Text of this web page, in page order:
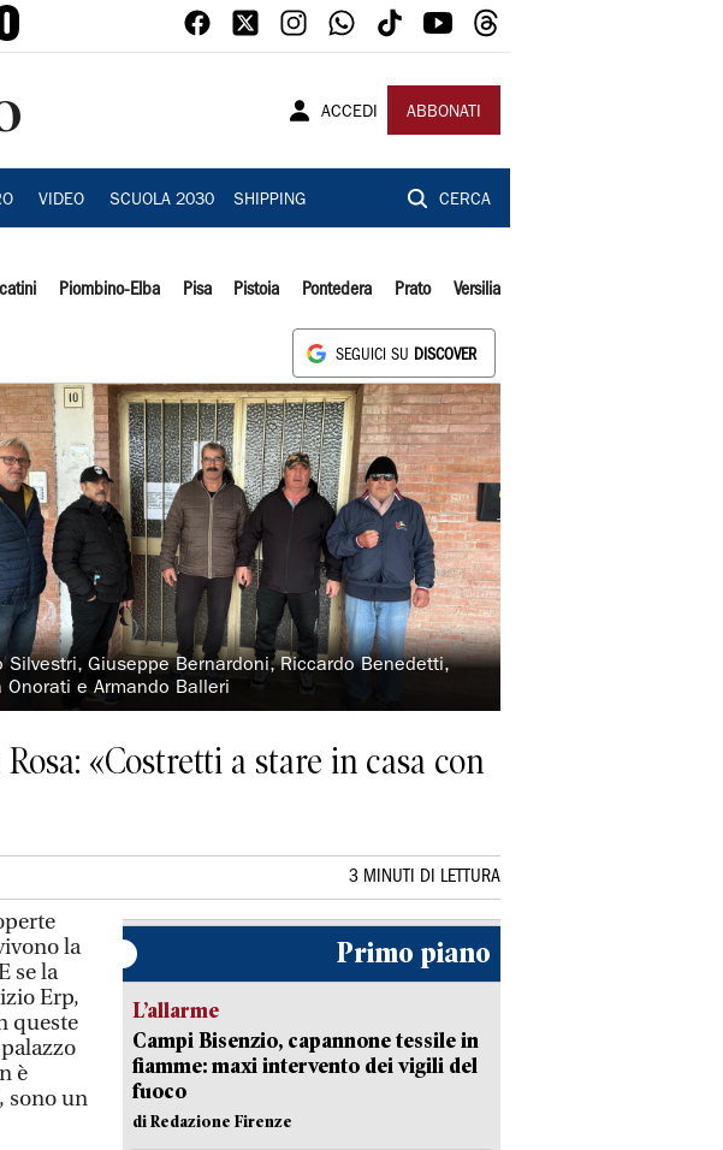
ACCEDI ABBONATI
VIDEO SCUOLA 2030 SHIPPING CERCA
Piombino-Elba Pisa Pistoia Pontedera Prato Versilia
SEGUICI SU DISCOVER
Silvestri, Giuseppe Bernardoni, Riccardo Benedetti,
Onorati e Armando Balleri
«Costretti a stare in casa con
3 MINUTI DI LETTURA
la
se la
Erp,
queste
è
sono un
Primo piano
L’allarme
Campi Bisenzio, capannone tessile in
fiamme: maxi intervento dei vigili del
fuoco
di Redazione Firenze